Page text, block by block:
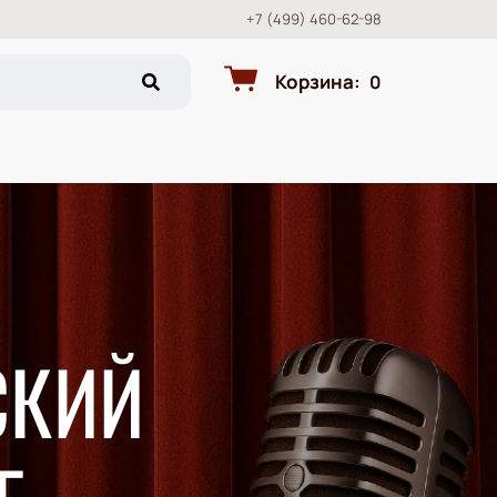
+7 (499) 460-62-98
Корзина: 0